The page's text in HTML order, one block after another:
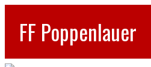
FF Poppenlauer